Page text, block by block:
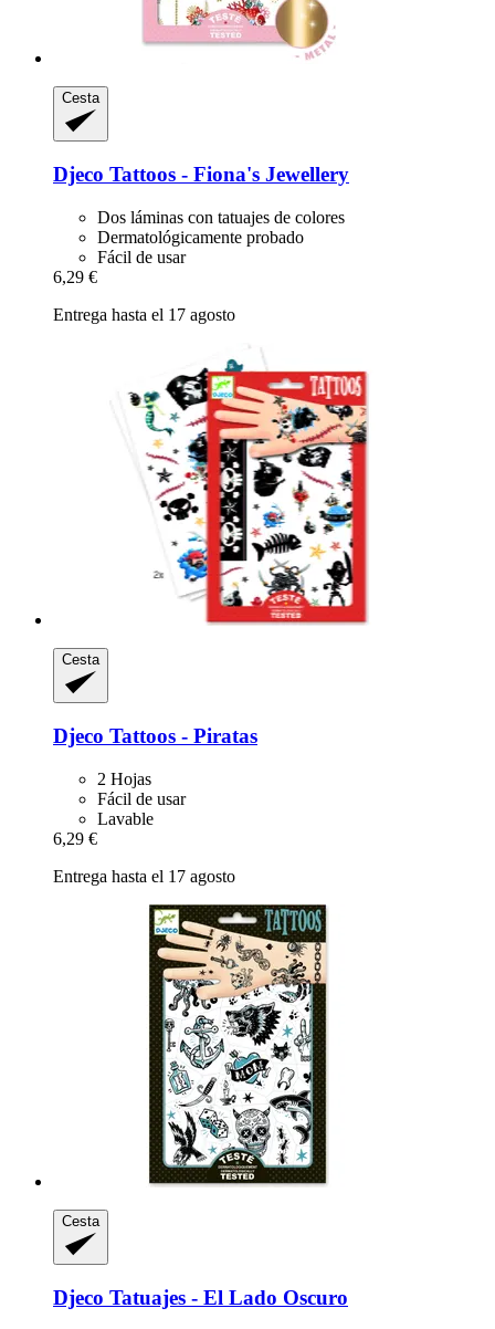
Cesta
Djeco Tattoos -​ Fiona's Jewellery
Dos láminas con tatuajes de colores
Dermatológicamente probado
Fácil de usar
6,29 €
Entrega hasta el 17 agosto
Cesta
Djeco Tattoos -​ Piratas
2 Hojas
Fácil de usar
Lavable
6,29 €
Entrega hasta el 17 agosto
Cesta
Djeco Tatuajes -​ El Lado Oscuro